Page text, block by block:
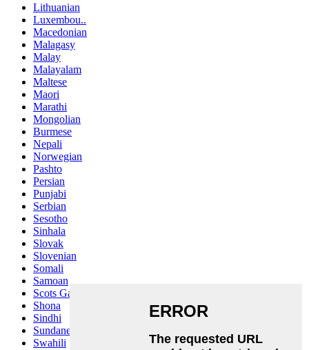
Lithuanian
Luxembou..
Macedonian
Malagasy
Malay
Malayalam
Maltese
Maori
Marathi
Mongolian
Burmese
Nepali
Norwegian
Pashto
Persian
Punjabi
Serbian
Sesotho
Sinhala
Slovak
Slovenian
Somali
Samoan
Scots Gaelic
Shona
Sindhi
Sundanese
Swahili